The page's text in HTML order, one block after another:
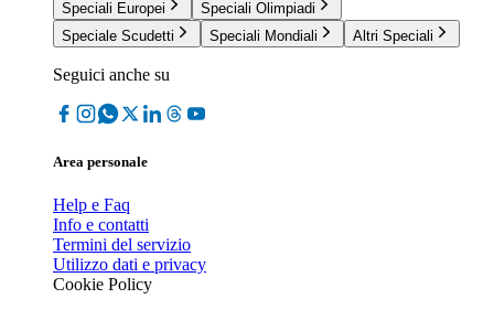
Speciali Europei
Speciali Olimpiadi
Speciale Scudetti
Speciali Mondiali Altri Speciali
Seguici anche su
Area personale
Help e Faq
Info e contatti
Termini del servizio
Utilizzo dati e privacy
Cookie Policy